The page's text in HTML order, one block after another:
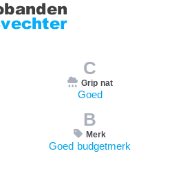
C
Grip nat
Goed
B
Merk
Goed budgetmerk